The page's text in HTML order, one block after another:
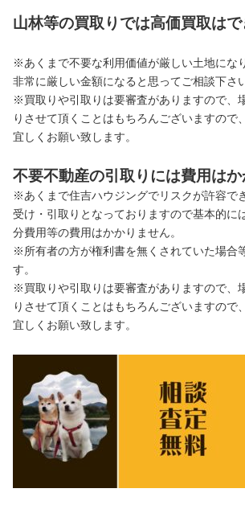
山林等の買取りでは高価買取はで
※あくまで不要な利用価値が厳しい土地にな
非常に厳しい金額になると思ってご相談下さ
※買取りや引取りは要審査がありますので、
りさせて頂くことはもちろんございますので
宜しくお願い致します。
不要不動産の引取りには費用はか
※あくまで住吉ハウジングでリスクが許容で
受け・引取りとなっておりますので基本的に
分費用等の費用はかかりません。
※所有者の方が権利書を無くされていた場合
す。
※買取りや引取りは要審査がありますので、
りさせて頂くことはもちろんございますので
宜しくお願い致します。